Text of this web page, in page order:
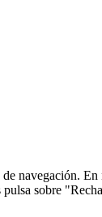
navegación. En
sobre